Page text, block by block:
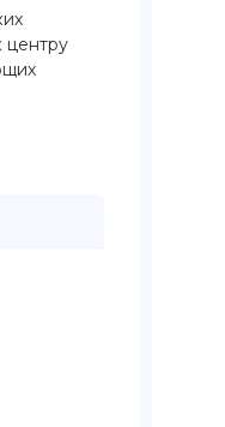
центру